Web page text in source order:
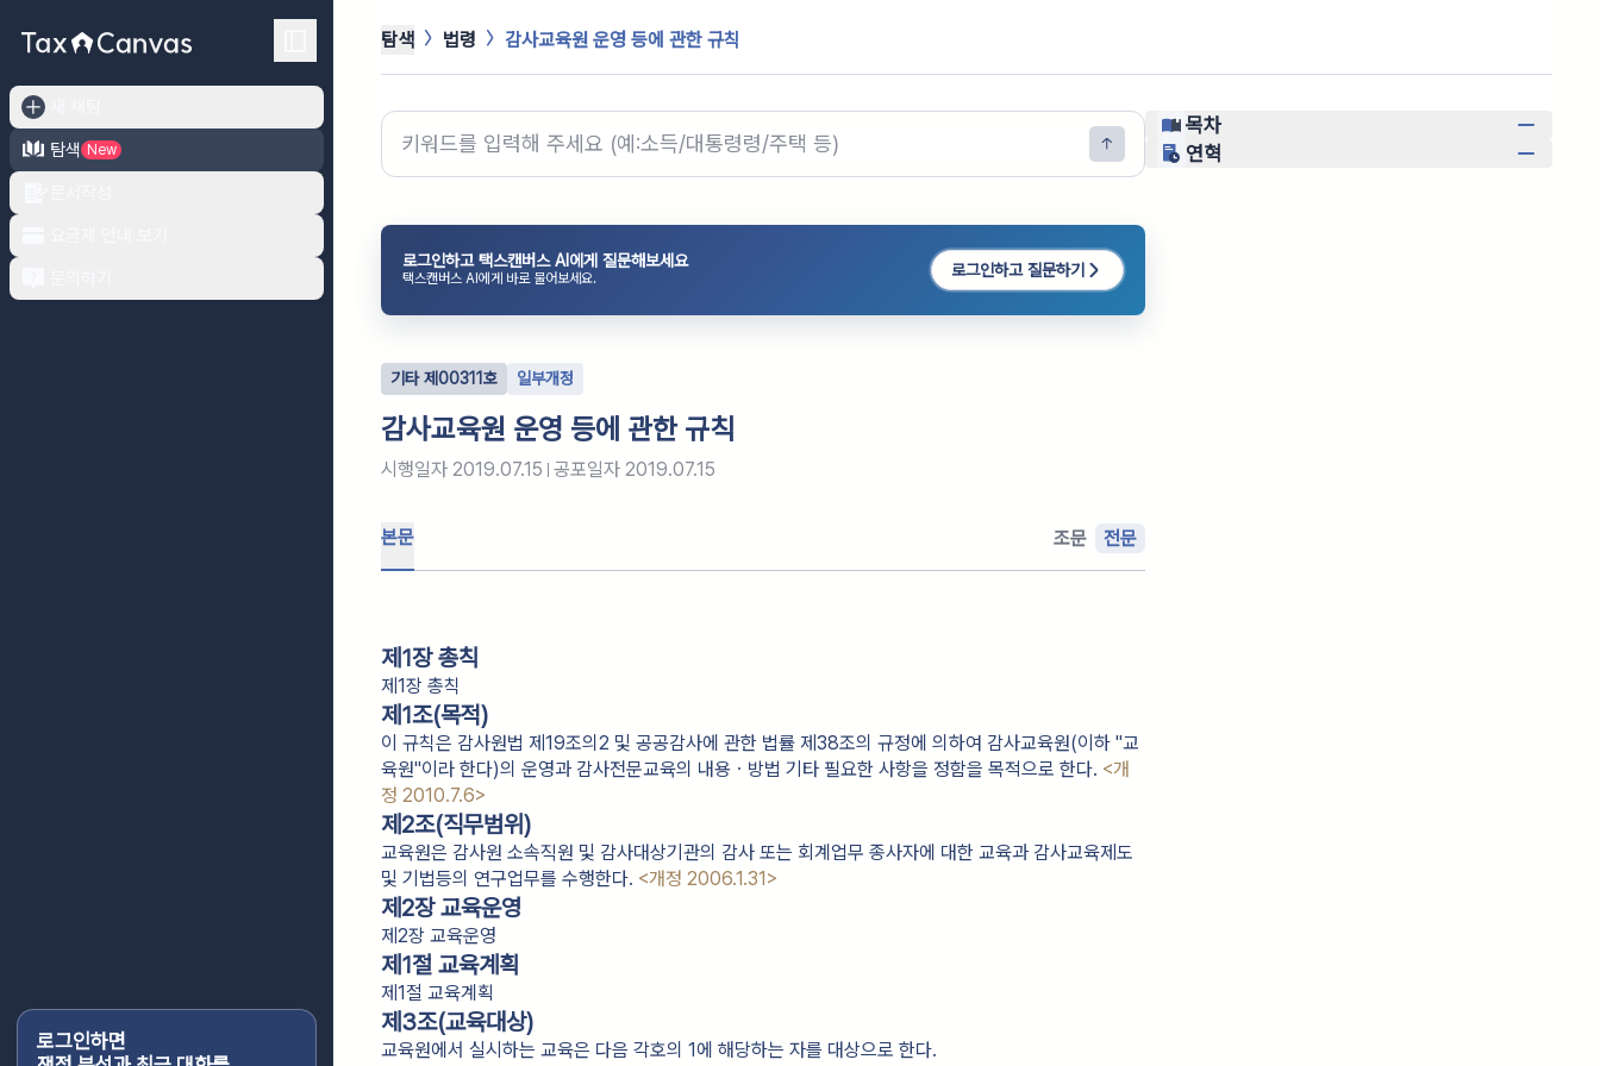
탐색
New
로그인하면
탐색 법령 감사교육원 운영 등에 관한 규칙
로그인하고 택스캔버스 AI에게 질문해보세요
택스캔버스 AI에게 바로 물어보세요. 로그인하고 질문하기
기타제 00311호 일부개정
감사교육원 운영 등에 관한 규칙
시행일자 2019.07.15 공포일자 2019.07.15
본문 조문 전문
제1장 총칙
제1장 총칙
제1조(목적)
이 규칙은 감사원법 제19조의2 및 공공감사에 관한 법률 제38조의 규정에 의하여 감사교육원(이하 "교
육원"이라 한다)의 운영과 감사전문교육의 내용ㆍ방법 기타 필요한 사항을 정함을 목적으로 한다. <개
정 2010.7.6>
제2조(직무범위)
교육원은 감사원 소속직원 및 감사대상기관의 감사 또는 회계업무 종사자에 대한 교육과 감사교육제도
및 기법등의 연구업무를 수행한다. <개정 2006.1.31>
제2장 교육운영
제2장 교육운영
제1절 교육계획
제1절 교육계획
제3조(교육대상)
교육원에서 실시하는 교육은 다음 각호의 1에 해당하는 자를 대상으로 한다.
목차
연혁